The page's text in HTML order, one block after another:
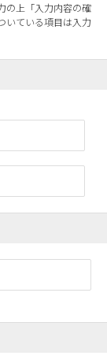
の上「入力内容の確
いている項目は入力